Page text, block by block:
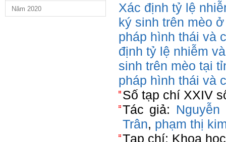
Năm 2020
Xác định tỷ lệ
ký sinh trên mèo
pháp hình thái và
định tỷ lệ nhiễm
sinh trên mèo tại
pháp hình thái và
Số tạp chí XXIV
Tác giả:
Trân, phạm thị
Tạp chí: Khoa